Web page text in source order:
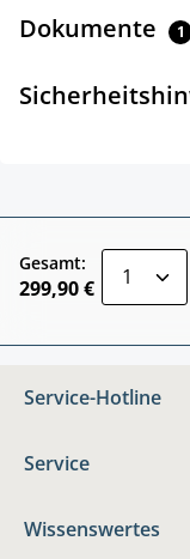
Dokumente 1
Gesamt:
299,90 €
Service-Hotline
Service
Wissenswertes